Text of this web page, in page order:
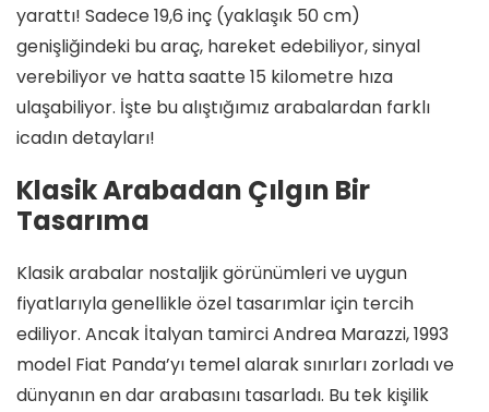
yarattı! Sadece 19,6 inç (yaklaşık 50 cm)
genişliğindeki bu araç, hareket edebiliyor, sinyal
verebiliyor ve hatta saatte 15 kilometre hıza
ulaşabiliyor. İşte bu alıştığımız arabalardan farklı
icadın detayları!
Klasik Arabadan Çılgın Bir
Tasarıma
Klasik arabalar nostaljik görünümleri ve uygun
fiyatlarıyla genellikle özel tasarımlar için tercih
ediliyor. Ancak İtalyan tamirci Andrea Marazzi, 1993
model Fiat Panda’yı temel alarak sınırları zorladı ve
dünyanın en dar arabasını tasarladı. Bu tek kişilik